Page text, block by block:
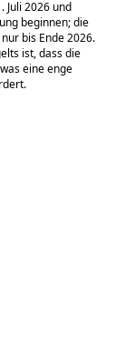
Juli 2026 und
beginnen; die
bis Ende 2026.
ist, dass die
eine enge